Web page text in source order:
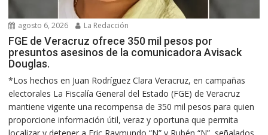
agosto 6, 2026 La Redacción
FGE de Veracruz ofrece 350 mil pesos por
presuntos asesinos de la comunicadora Avisack
Douglas.
*Los hechos en Juan Rodríguez Clara Veracruz, en campañas
electorales La Fiscalía General del Estado (FGE) de Veracruz
mantiene vigente una recompensa de 350 mil pesos para quien
proporcione información útil, veraz y oportuna que permita
localizar y detener a Eric Raymundo “N” y Rubén “N”, señalados